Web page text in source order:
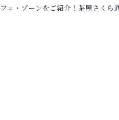
ェ・ゾーンをご紹介！茶屋さくら